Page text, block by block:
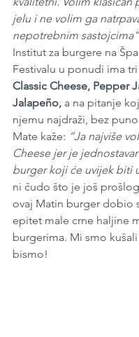
jelu i ne volim ga
nepotrebnim sastojcima”
Institut za burgere na
Festivalu u ponudi ima
Classic Cheese, Pepper
Jalapeño, a na pitanje
njemu najdraži, bez
Mate kaže: “Ja najviše
Cheese jer je
burger koji će uvijek biti
ni čudo što je još
ovaj Matin burger dobio
epitet male crne haljine
burgerima. Mi smo
bismo!